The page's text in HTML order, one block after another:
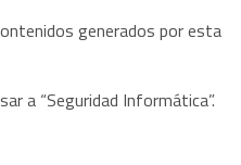
generados por esta
a “Seguridad Informática”.